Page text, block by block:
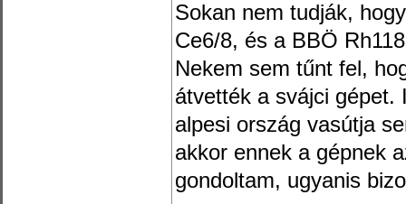
Sokan nem tudják,
Ce6/8, és a BBÖ
Nekem sem tűnt fel,
átvették a svájci gépet.
alpesi ország vasútja
akkor ennek a gépnek
gondoltam, ugyanis